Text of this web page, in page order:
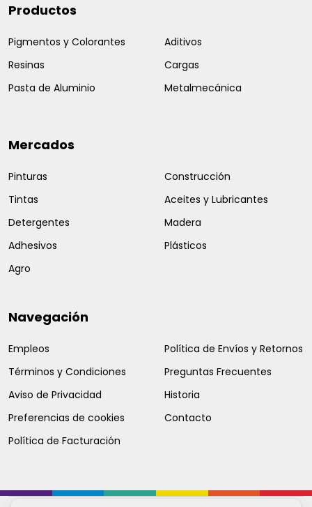
Productos
Pigmentos y Colorantes
Resinas
Pasta de Aluminio
Aditivos
Cargas
Metalmecánica
Mercados
Pinturas
Tintas
Detergentes
Adhesivos
Agro
Construcción
Aceites y Lubricantes
Madera
Plásticos
Navegación
Empleos
Términos y Condiciones
Aviso de Privacidad
Preferencias de cookies
Política de Facturación
Política de Envíos y Retornos
Preguntas Frecuentes
Historia
Contacto